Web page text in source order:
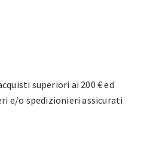
superiori ai 200 € ed
e/o spedizionieri assicurati